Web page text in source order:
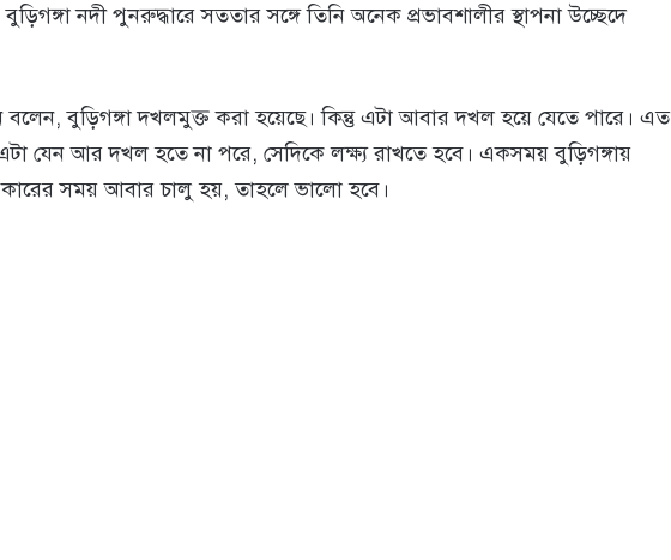
নদী পুনরুদ্ধারে সততার সঙ্গে তিনি অনেক প্রভাবশালীর স্থাপনা উচ্ছেদে
বলেন, বুড়িগঙ্গা দখলমুক্ত করা হয়েছে। কিন্তু এটা আবার দখল হয়ে যেতে পারে। এত
যেন আর দখল হতে না পরে, সেদিকে লক্ষ্য রাখতে হবে। একসময় বুড়িগঙ্গায়
সময় আবার চালু হয়, তাহলে ভালো হবে।